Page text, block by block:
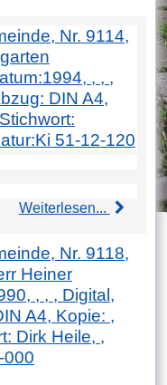
Nr. 9114,
, , ,
DIN A4,
51-12-120
Weiterlesen...
Nr. 9118,
Heiner
, , , Digital,
A4, Kopie: ,
Dirk Heile, ,
000